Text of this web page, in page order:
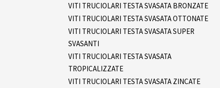
VITI TRUCIOLARI TESTA SVASATA BRONZATE
VITI TRUCIOLARI TESTA SVASATA OTTONATE
VITI TRUCIOLARI TESTA SVASATA SUPER
SVASANTI
VITI TRUCIOLARI TESTA SVASATA
TROPICALIZZATE
VITI TRUCIOLARI TESTA SVASATA ZINCATE